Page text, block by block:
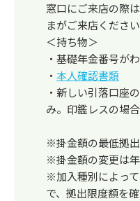
窓口にご来店の際
まがご来店ください
＜持ち物＞
・基礎年金番号が
・ 本人確認書類
・新しい引落口座
み。印鑑レスの場合
※掛金額の最低拠
※掛金額の変更は
※加入種別によっ
で、拠出限度額を